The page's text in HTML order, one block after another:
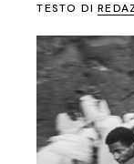
TESTO DI